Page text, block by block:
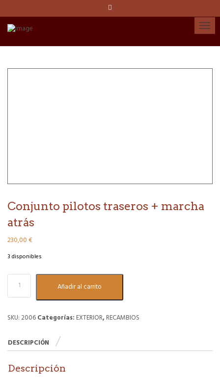
Conjunto pilotos traseros + marcha
atrás
230,00€
3 disponibles
Conjunto
pilotos
traseros
marcha
Añadir al carrito
SKU: 2006Categorías: EXTERIOR, RECAMBIOS
DESCRIPCIÓN
Descripción